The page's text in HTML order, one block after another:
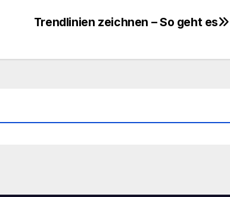
Trendlinien zeichnen – So geht es